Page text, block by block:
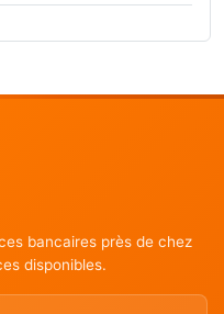
bancaires près de chez
disponibles.